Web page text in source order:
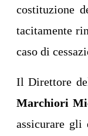
costituzione
tacitamente
caso di
Il Direttore
Marchiori
assicurare